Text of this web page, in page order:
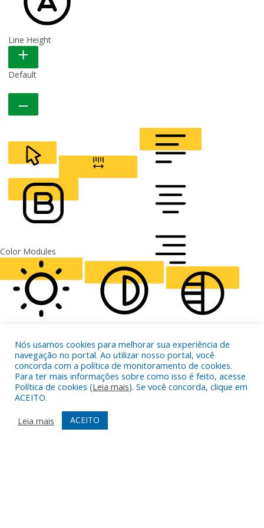
READABLE FONT
Line Height
Default
CURSOR
ALIGN TEXT
FONT WEIGHT
Color Modules
LIGHT CONTRAST HIGH CONTRAST MONOCHROME
Nós usamos cookies para melhorar sua experiência de
navegação no portal. Ao utilizar nosso portal, você
concorda com a política de monitoramento de cookies.
Para ter mais informações sobre como isso é feito, acesse
Política de cookies (Leia mais). Se você concorda, clique em
ACEITO.
Leia mais
ACEITO